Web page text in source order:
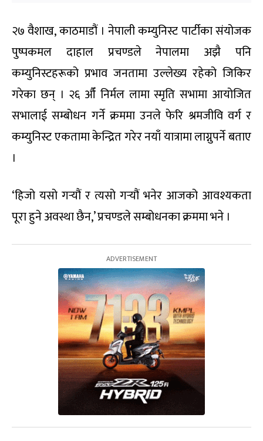
२७ वैशाख, काठमाडौं । नेपाली कम्युनिस्ट पार्टीका संयोजक
पुष्पकमल दाहाल प्रचण्डले नेपालमा अझै पनि
कम्युनिस्टहरूको प्रभाव जनतामा उल्लेख्य रहेको जिकिर
गरेका छन् । २६ औँ निर्मल लामा स्मृति सभामा आयोजित
सभालाई सम्बोधन गर्ने क्रममा उनले फेरि श्रमजीवि वर्ग र
कम्युनिस्ट एकतामा केन्द्रित गरेर नयाँ यात्रामा लाग्नुपर्ने बताए
।
‘हिजो यसो गर्‍यौं र त्यसो गर्‍यौं भनेर आजको आवश्यकता
पूरा हुने अवस्था छैन,’ प्रचण्डले सम्बोधनका क्रममा भने ।